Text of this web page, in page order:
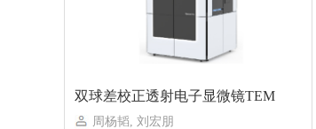
双球差校正透射电子显微镜TEM
周杨韬, 刘宏朋